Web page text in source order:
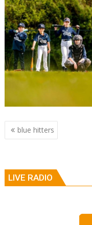
Berichtnavigatie
blue hitters
LIVE RADIO